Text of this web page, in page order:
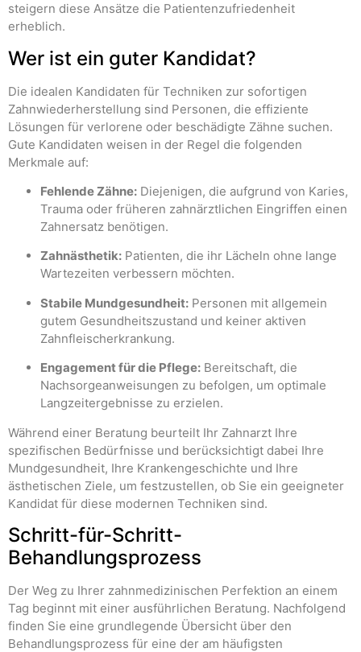
steigern diese Ansätze die Patientenzufriedenheit
erheblich.
Wer ist ein guter Kandidat?
Die idealen Kandidaten für Techniken zur sofortigen
Zahnwiederherstellung sind Personen, die effiziente
Lösungen für verlorene oder beschädigte Zähne suchen.
Gute Kandidaten weisen in der Regel die folgenden
Merkmale auf:
Fehlende Zähne: Diejenigen, die aufgrund von Karies,
Trauma oder früheren zahnärztlichen Eingriffen einen
Zahnersatz benötigen.
Zahnästhetik: Patienten, die ihr Lächeln ohne lange
Wartezeiten verbessern möchten.
Stabile Mundgesundheit: Personen mit allgemein
gutem Gesundheitszustand und keiner aktiven
Zahnfleischerkrankung.
Engagement für die Pflege: Bereitschaft, die
Nachsorgeanweisungen zu befolgen, um optimale
Langzeitergebnisse zu erzielen.
Während einer Beratung beurteilt Ihr Zahnarzt Ihre
spezifischen Bedürfnisse und berücksichtigt dabei Ihre
Mundgesundheit, Ihre Krankengeschichte und Ihre
ästhetischen Ziele, um festzustellen, ob Sie ein geeigneter
Kandidat für diese modernen Techniken sind.
Schritt-für-Schritt-
Behandlungsprozess
Der Weg zu Ihrer zahnmedizinischen Perfektion an einem
Tag beginnt mit einer ausführlichen Beratung. Nachfolgend
finden Sie eine grundlegende Übersicht über den
Behandlungsprozess für eine der am häufigsten